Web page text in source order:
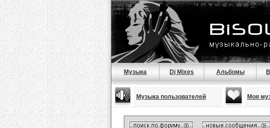
Музыка Dj Mixes Альбомы
Музыка пользователей Моя